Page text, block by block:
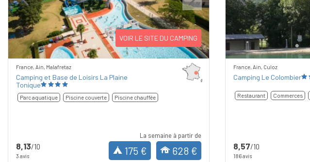
Previous Next
VOIR LE SITE DU CAMPING
France, Ain, Malafretaz
Camping et Base de Loisirs La Plaine
Tonique
Parc aquatique Piscine couverte Piscine chauffée
8,13/10
3 avis
La semaine à partir de
175 € 628 €
Previous
France, Ain, Culoz
Camping Le Colombier
Restaurant Commerces
8,57/10
186 avis